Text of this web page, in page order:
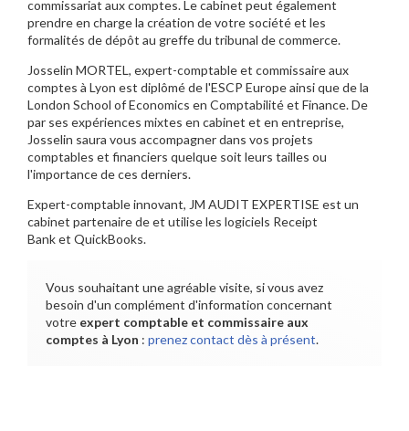
commissariat aux comptes. Le cabinet peut également
prendre en charge la création de votre société et les
formalités de dépôt au greffe du tribunal de commerce.
Josselin MORTEL, expert-comptable et commissaire aux
comptes à Lyon est diplômé de l'ESCP Europe ainsi que de la
London School of Economics en Comptabilité et Finance. De
par ses expériences mixtes en cabinet et en entreprise,
Josselin saura vous accompagner dans vos projets
comptables et financiers quelque soit leurs tailles ou
l'importance de ces derniers.
Expert-comptable innovant, JM AUDIT EXPERTISE est un
cabinet partenaire de et utilise les logiciels Receipt
Bank et QuickBooks.
Vous souhaitant une agréable visite, si vous avez
besoin d'un complément d'information concernant
votre expert comptable et commissaire aux
comptes à Lyon : prenez contact dès à présent.